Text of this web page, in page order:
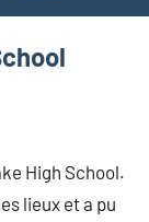
High School.
lieux et a pu